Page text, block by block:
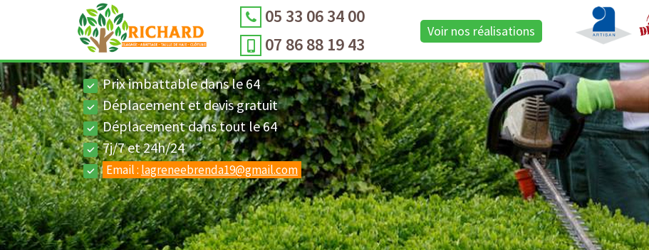
05 33 06 34 00
07 86 88 19 43
Voir nos réalisations
Prix imbattable dans le 64
Déplacement et devis gratuit
Déplacement dans tout le 64
7j/7 et 24h/24
Email : lagreneebrenda19@gmail.com